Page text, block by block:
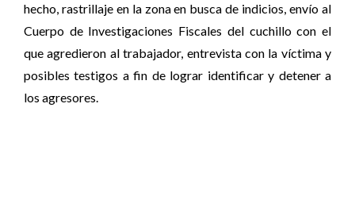
hecho, rastrillaje en la zona en busca de indicios, envío al
Cuerpo de Investigaciones Fiscales del cuchillo con el
que agredieron al trabajador, entrevista con la víctima y
posibles testigos a fin de lograr identificar y detener a
los agresores.